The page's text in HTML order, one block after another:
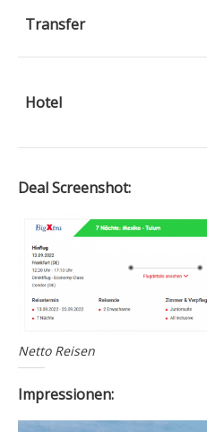
Transfer
Hotel
Deal Screenshot:
Netto Reisen
Impressionen: